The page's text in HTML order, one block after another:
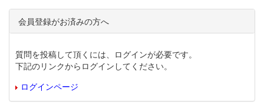
会員登録がお済みの方へ
質問を投稿して頂くには、ログインが必要です。
下記のリンクからログインしてください。
ログインページ